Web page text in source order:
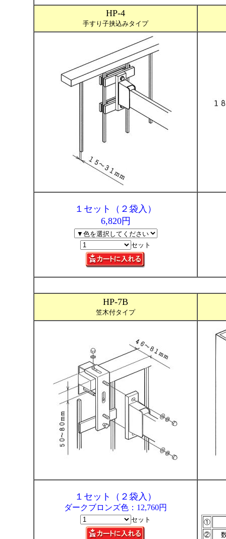
HP-4
手すり子挟込みタイプ
１セット（２袋入）
6,820円
セット
HP-7B
笠木付タイプ
１セット（２袋入）
ダークブロンズ色：12,760円
セット ①
②